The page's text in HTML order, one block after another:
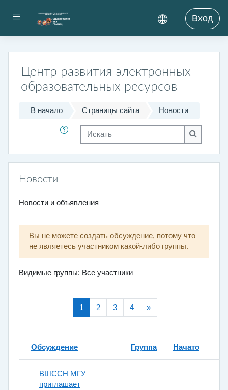
Боковая панель Вход
Центр развития электронных
образовательных ресурсов
В начало Страницы сайта Новости
Искать
Искать
Новости
Новости и объявления
Вы не можете создать обсуждение, потому что
не являетесь участником какой-либо группы.
Видимые группы: Все участники
1 (текущая)
2 3 4 »Следующая страница
Список обсуждений. Показано
Статус
Обсуждение Группа Начато
ВШССН МГУ
приглашает